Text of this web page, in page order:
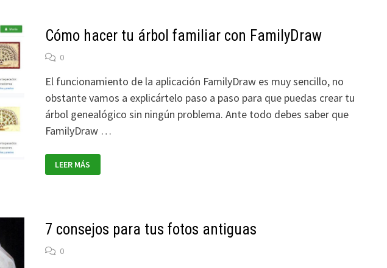
Cómo hacer tu árbol familiar con FamilyDraw
0
El funcionamiento de la aplicación FamilyDraw es muy sencillo, no
obstante vamos a explicártelo paso a paso para que puedas crear tu
árbol genealógico sin ningún problema. Ante todo debes saber que
FamilyDraw …
HACER
TU
LEER MÁS
7 consejos para tus fotos antiguas
0